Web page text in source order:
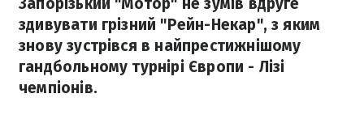
Запорізький "Мотор" не зумів вдруге
здивувати грізний "Рейн-Некар", з яким
знову зустрівся в найпрестижнішому
гандбольному турнірі Європи - Лізі
чемпіонів.